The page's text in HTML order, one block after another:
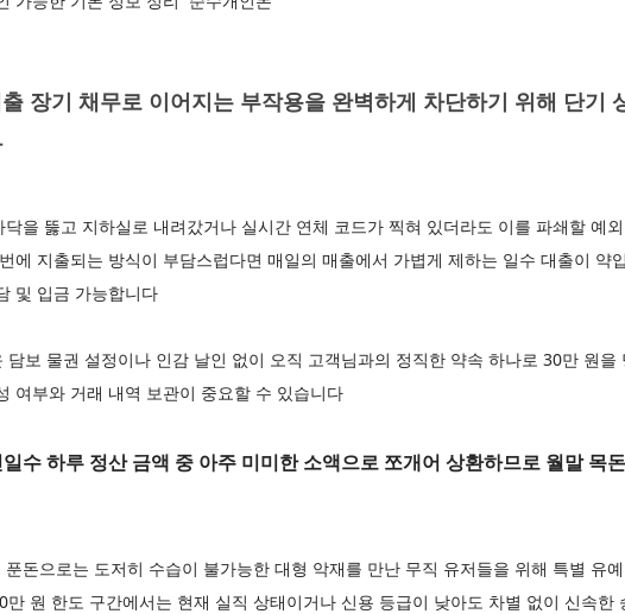
장기 채무로 이어지는 부작용을 완벽하게 차단하기 위해 단기
을 뚫고 지하실로 내려갔거나 실시간 연체 코드가 찍혀 있더라도 이를 파쇄할 예
에 지출되는 방식이 부담스럽다면 매일의 매출에서 가볍게 제하는 일수 대출이 약
및 입금 가능합니다
담보 물권 설정이나 인감 날인 없이 오직 고객님과의 정직한 약속 하나로 30만 원을
여부와 거래 내역 보관이 중요할 수 있습니다
수 하루 정산 금액 중 아주 미미한 소액으로 쪼개어 상환하므로 월말 목
돈으로는 도저히 수습이 불가능한 대형 악재를 만난 무직 유저들을 위해 특별 유
만 원 한도 구간에서는 현재 실직 상태이거나 신용 등급이 낮아도 차별 없이 신속한